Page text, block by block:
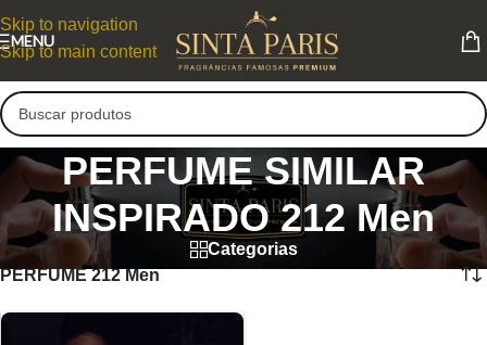
Skip to navigation
Skip to main content
MENU
PERFUME SIMILAR
INSPIRADO 212 Men
Categorias
PERFUME 212 Men